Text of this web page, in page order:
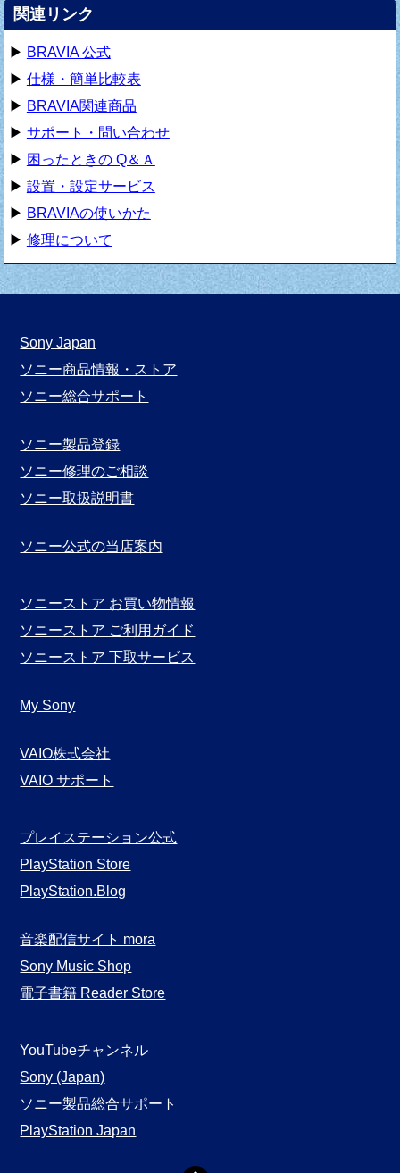
関連リンク
▶ BRAVIA 公式
▶ 仕様・簡単比較表
▶ BRAVIA関連商品
▶ サポート・問い合わせ
▶ 困ったときの Q＆Ａ
▶ 設置・設定サービス
▶ BRAVIAの使いかた
▶ 修理について
Sony Japan
ソニー商品情報・ストア
ソニー総合サポート
ソニー製品登録
ソニー修理のご相談
ソニー取扱説明書
ソニー公式の当店案内
ソニーストア お買い物情報
ソニーストア ご利用ガイド
ソニーストア 下取サービス
My Sony
VAIO株式会社
VAIO サポート
プレイステーション公式
PlayStation Store
PlayStation.Blog
音楽配信サイト mora
Sony Music Shop
電子書籍 Reader Store
YouTubeチャンネル
Sony (Japan)
ソニー製品総合サポート
PlayStation Japan